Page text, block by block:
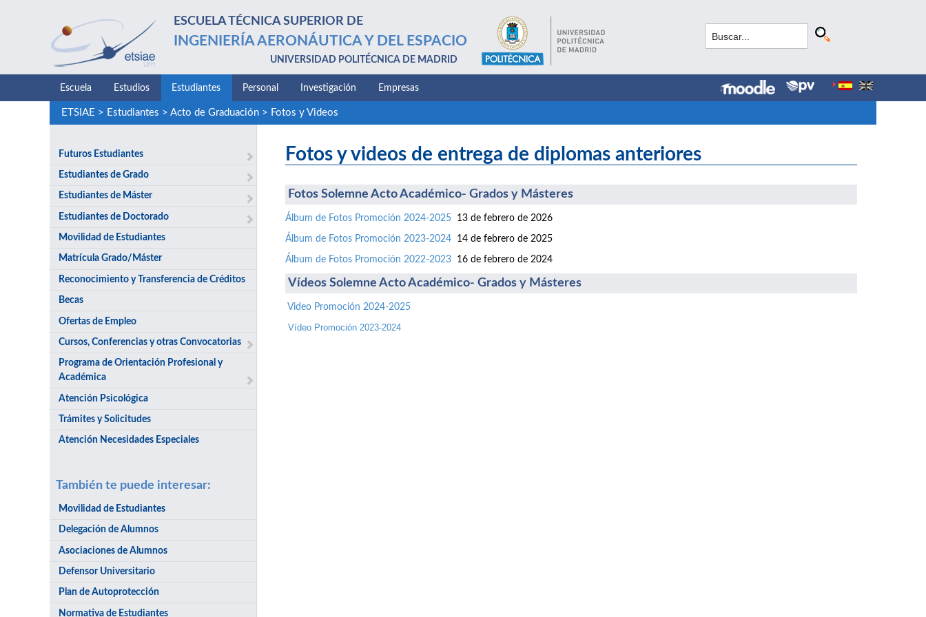
ESCUELA TÉCNICA SUPERIOR DE
INGENIERÍA AERONÁUTICA Y DEL ESPACIO
UNIVERSIDAD POLITÉCNICA DE MADRID
Escuela Estudios Estudiantes Personal Investigación Empresas
ETSIAE > Estudiantes > Acto de Graduación> Fotos y Videos
Futuros Estudiantes
Estudiantes de Grado
Estudiantes de Máster
Estudiantes de Doctorado
Movilidad de Estudiantes
Matrícula Grado/Máster
Reconocimiento y Transferencia de Créditos
Becas
Ofertas de Empleo
Cursos, Conferencias y otras Convocatorias
Programa de Orientación Profesional y
Académica
Atención Psicológica
Trámites y Solicitudes
Atención Necesidades Especiales
También te puede interesar:
Movilidad de Estudiantes
Delegación de Alumnos
Asociaciones de Alumnos
Defensor Universitario
Plan de Autoprotección
Normativa de Estudiantes
Fotos y videos de entrega de diplomas anteriores
Fotos Solemne Acto Académico- Grados y Másteres
Álbum de Fotos Promoción 2024-2025 13 de febrero de 2026
Álbum de Fotos Promoción 2023-2024 14 de febrero de 2025
Álbum de Fotos Promoción 2022-2023 16 de febrero de 2024
Vídeos Solemne Acto Académico- Grados y Másteres
Video Promoción 2024-2025
Vídeo Promoción 2023-2024